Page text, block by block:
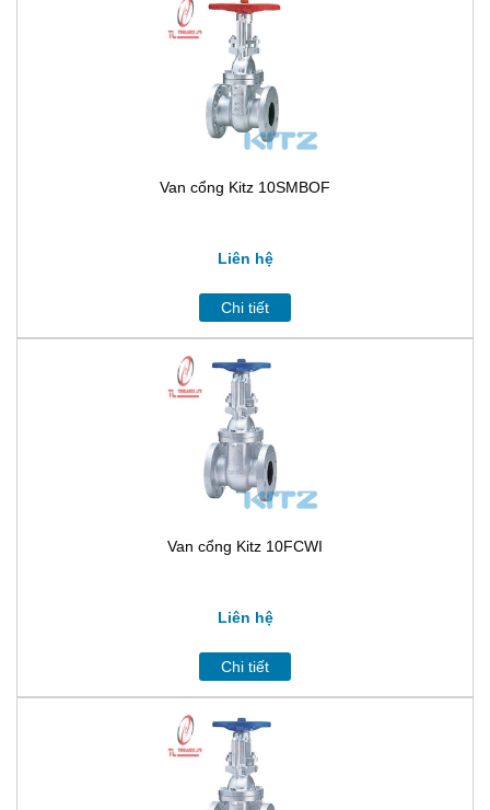
Van cổng Kitz 10SMBOF
Liên hệ
Chi tiết
Van cổng Kitz 10FCWI
Liên hệ
Chi tiết